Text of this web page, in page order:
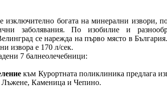
изключително богата на минерални извори,
заболявания. По изобилие и
се нарежда на първо място в
извора е 170 л/сек.
7 балнеолечебници:
към Курортната поликлиника предлага
Лъжене, Каменица и Чепино.